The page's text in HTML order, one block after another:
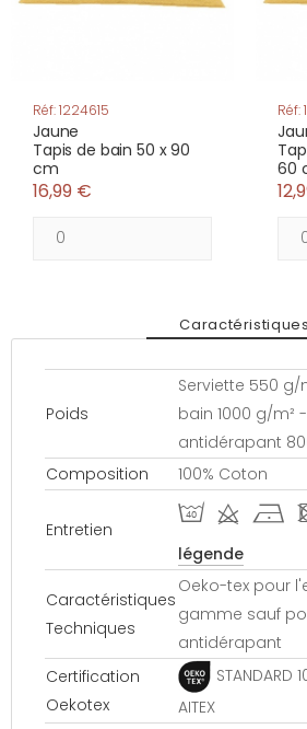
Réf: 1224615
Jaune
Tapis de bain 50 x 90
cm
16,99 €
Réf:
60
Caractéristiques
Poids
Serviette 550 g/
bain 1000 g/m²
antidérapant
Composition
100% Coton
Entretien
I d h
légende
Caractéristiques
Techniques
Oeko-tex pour
gamme sauf
antidérapant
Certification
Oekotex
STANDARD
AITEX